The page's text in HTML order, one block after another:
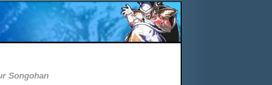
Songohan